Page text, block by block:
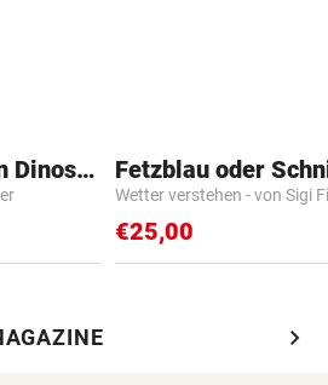
Malen nach Zahlen Dinosaurier Fetzblau oder
Wetter verstehen - von Sigi
€25,00
chevron_right